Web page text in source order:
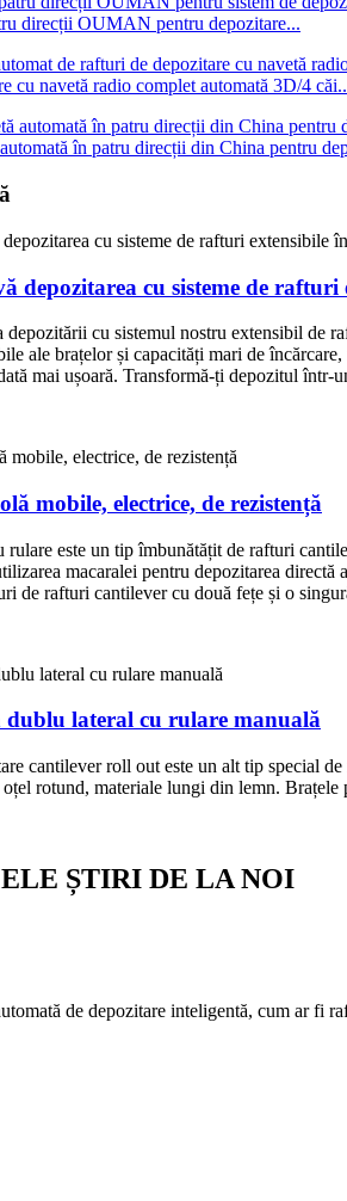
direcții OUMAN pentru depozitare...
cu navetă radio complet automată 3D/4
în patru direcții din China pentru
depozitarea cu sisteme de rafturi
depozitării cu sistemul nostru extensibil de
ale brațelor și capacități mari de
mai ușoară. Transformă-ți depozitul într-
mobile, electrice, de rezistență
rulare este un tip îmbunătățit de rafturi
macaralei pentru depozitarea
de rafturi cantilever cu două fețe și o
dublu lateral cu rulare manuală
cantilever roll out este un alt tip special
rotund, materiale lungi din lemn. Brațele
ȘTIRI DE LA NOI
de depozitare inteligentă, cum ar fi